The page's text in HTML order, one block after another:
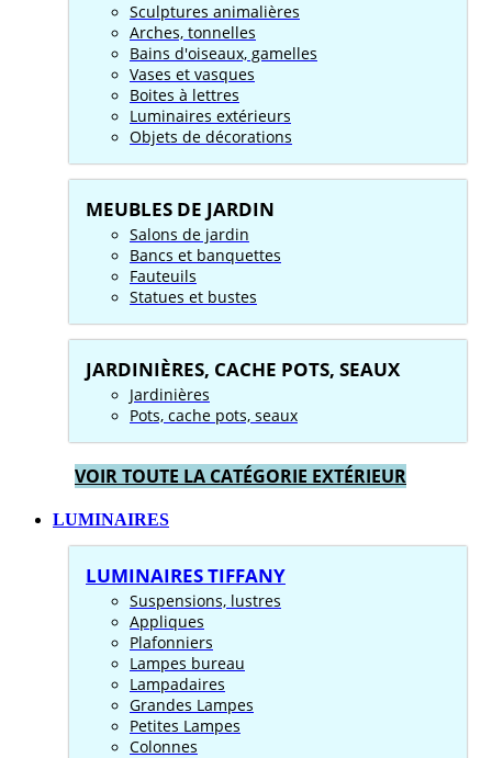
Sculptures animalières
Arches, tonnelles
Bains d'oiseaux, gamelles
Vases et vasques
Boites à lettres
Luminaires extérieurs
Objets de décorations
MEUBLES DE JARDIN
Salons de jardin
Bancs et banquettes
Fauteuils
Statues et bustes
JARDINIÈRES, CACHE POTS, SEAUX
Jardinières
Pots, cache pots, seaux
VOIR TOUTE LA CATÉGORIE EXTÉRIEUR
LUMINAIRES
LUMINAIRES TIFFANY
Suspensions, lustres
Appliques
Plafonniers
Lampes bureau
Lampadaires
Grandes Lampes
Petites Lampes
Colonnes